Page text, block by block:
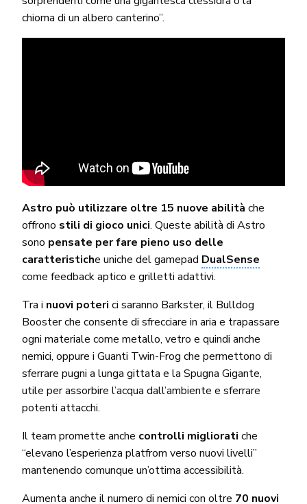
chioma di un albero canterino”.
Astro può utilizzare oltre 15 nuove abilità che
offrono stili di gioco unici. Queste abilità di Astro
sono pensate per fare pieno uso delle
caratteristiche uniche del gamepad DualSense
come feedback aptico e grilletti adattivi.
Tra i nuovi poteri ci saranno Barkster, il Bulldog
Booster che consente di sfrecciare in aria e trapassare
ogni materiale come metallo, vetro e quindi anche
nemici, oppure i Guanti Twin-Frog che permettono di
sferrare pugni a lunga gittata e la Spugna Gigante,
utile per assorbire l’acqua dall’ambiente e sferrare
potenti attacchi.
Il team promette anche controlli migliorati che
“elevano l’esperienza platfrom verso nuovi livelli”
mantenendo comunque un’ottima accessibilità.
Aumenta anche il numero di nemici con oltre 70 nuovi